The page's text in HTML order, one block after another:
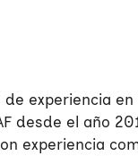
experiencia
desde el año
experiencia